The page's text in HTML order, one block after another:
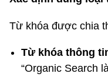
Từ khóa được chia
Từ khóa thông
“Organic Search